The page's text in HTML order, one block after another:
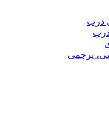
درب
درب
پرچمی